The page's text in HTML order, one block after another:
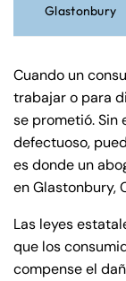
ga
do
Pe
rs
on
al
Inj
ur
de
Glastonbury
Cuando un
trabajar o para
se prometió. Sin
defectuoso,
es donde un
en Glastonbury,
Las leyes
que los
compense el